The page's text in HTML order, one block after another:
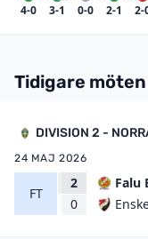
4-0 3-1 0-0 2-1 2-
Tidigare möten
DIVISION 2 -
24 MAJ 2026
FT
2
0
Falu